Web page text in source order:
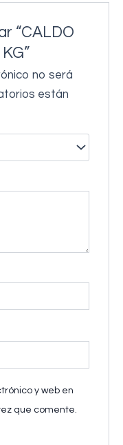
“CALDO
no será
están
y web en
que comente.